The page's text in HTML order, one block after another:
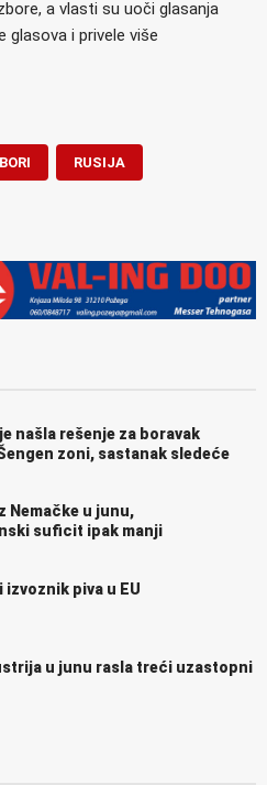
a vlasti su uoči glasanja
glasova i privele više
RUSIJA
našla rešenje za boravak
zoni, sastanak sledeće
Nemačke u junu,
suficit ipak manji
izvoznik piva u EU
u junu rasla treći uzastopni